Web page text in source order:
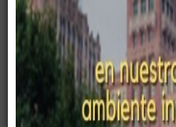
2020-03-09 /
Empresas de